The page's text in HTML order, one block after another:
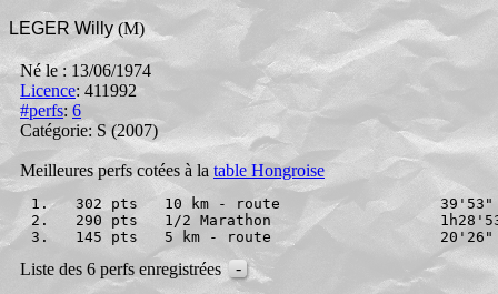
LEGER Willy(M)
Né le : 13/06/1974
Licence: 411992
#perfs: 6
Catégorie: S (2007)
Meilleures perfs cotées à la table Hongroise
1.   302 pts   10 km - route
2.   290 pts   1/2 Marathon
3.   145 pts   5 km - route                   20'26"
Liste des 6 perfs enregistrées -